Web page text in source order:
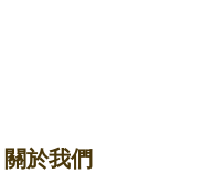
關於我們